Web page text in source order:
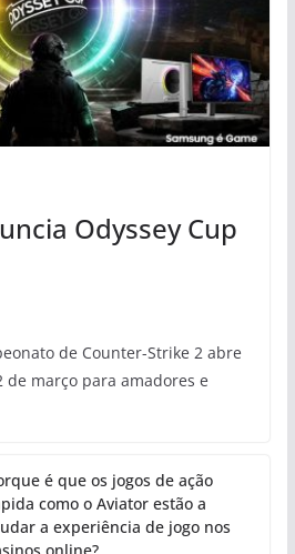
Odyssey Cup
de Counter-Strike 2 abre
de março para amadores e
é que os jogos de ação
como o Aviator estão a
a experiência de jogo nos